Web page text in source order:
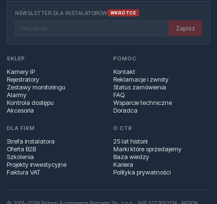
NEWSLETTER DLA INSTALATORÓW WKRÓTCE
Zapisz
SKLEP
Kamery IP
Rejestratory
Zestawy monitoringu
Alarmy
Kontrola dostępu
Akcesoria
POMOC
Kontakt
Reklamacje i zwroty
Status zamówienia
FAQ
Wsparcie techniczne
Doradca
DLA FIRM
Strefa instalatora
Oferta B2B
Szkolenia
Projekty inwestycyjne
Faktura VAT
O CTR
25 lat historii
Marki które sprzedajemy
Baza wiedzy
Kariera
Polityka prywatności